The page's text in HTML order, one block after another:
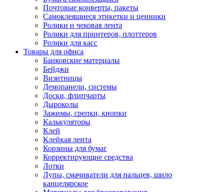
Почтовые конверты, пакеты
Самоклеящиеся этикетки и ценники
Ролики и чековая лента
Ролики для принтеров, плоттеров
Ролики для касс
Товары для офиса
Банковские материалы
Бейджи
Визитницы
Демопанели, системы
Доски, флипчарты
Дыроколы
Зажимы, срепки, кнопки
Калькуляторы
Клей
Клейкая лента
Корзины для бумаг
Корректирующие средства
Лотки
Лупы, смачиватели для пальцев, шило
канцелярское